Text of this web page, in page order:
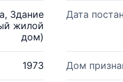
Здание
жилой
дом)
Дата
1973 Дом